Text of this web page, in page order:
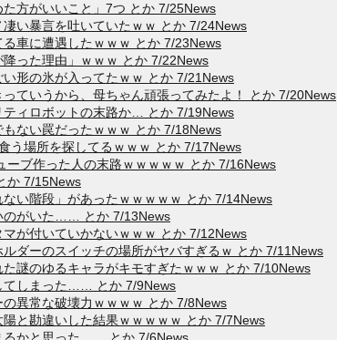
方がいいこと」7つ とか 7/25News
い暴言を吐いていたｗｗ とか 7/24News
車に遭遇したｗｗｗ とか 7/23News
った理由」ｗｗｗ とか 7/22News
形の氷が入ってたｗｗ とか 7/21News
ていうから、母ちゃん頑張ってみたよ！ とか 7/20News
ティロボットの末路か… とか 7/19News
ない罠だったｗｗｗ とか 7/18News
う場所を探してるｗｗｗ とか 7/17News
ーブ作った人の末路ｗｗｗｗｗ とか 7/16News
か 7/15News
い階段」があったｗｗｗｗｗ とか 7/14News
のがいた…… とか 7/13News
が付いていかないｗｗｗ とか 7/12News
ダーのスイッチの場所がヤバすぎるｗ とか 7/11News
謎のゆるキャラがキモすぎたｗｗｗ とか 7/10News
てしまった…… とか 7/9News
異常な破壊力ｗｗｗｗ とか 7/8News
と勘違いした結果ｗｗｗｗｗ とか 7/7News